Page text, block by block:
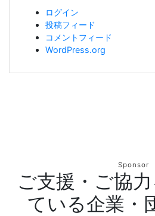
ログイン
投稿フィード
コメントフィード
WordPress.org
Sponsor
ご支援・ご協
ている企業・